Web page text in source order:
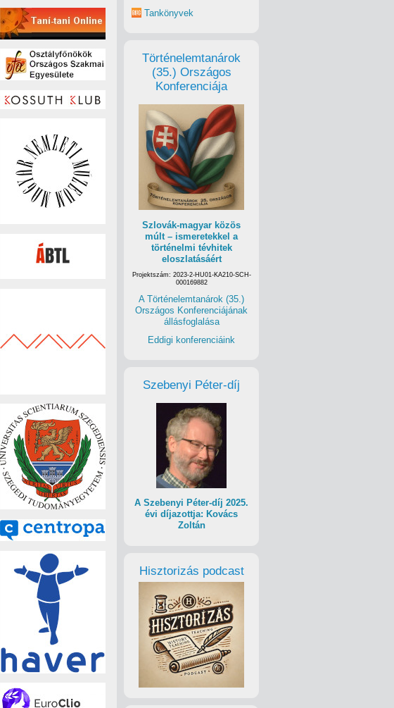
Tankönyvek
Történelemtanárok
(35.) Országos
Konferenciája
Szlovák-magyar közös
múlt – ismeretekkel a
történelmi tévhitek
eloszlatásáért
Projektszám: 2023-2-HU01-KA210-SCH-
000169882
A Történelemtanárok (35.)
Országos Konferenciájának
állásfoglalása
Eddigi konferenciáink
Szebenyi Péter-díj
A Szebenyi Péter-díj 2025.
évi díjazottja: Kovács
Zoltán
Hisztorizás podcast